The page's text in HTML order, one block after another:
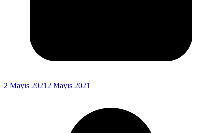
2 Mayıs 2021 2 Mayıs 2021